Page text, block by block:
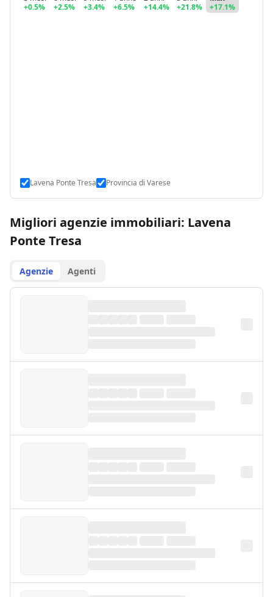
+0.5%
+2.5%
+3.4%
+6.5%
+14.4%
+21.8%
+17.1%
Lavena Ponte Tresa Provincia di Varese
Migliori agenzie immobiliari: Lavena
Ponte Tresa
Agenzie Agenti